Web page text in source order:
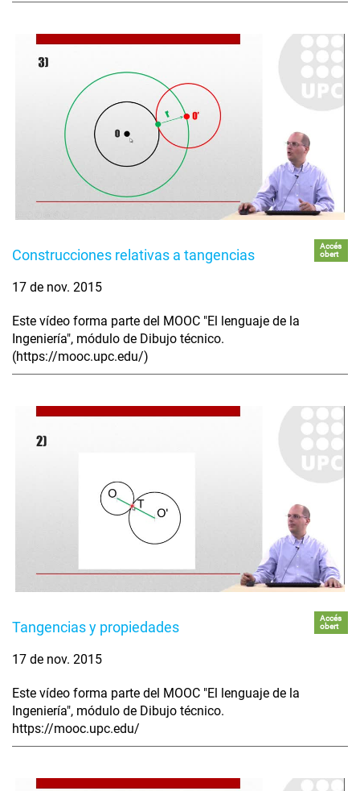
Construcciones relativas a tangencias
Accés
obert
17 de nov. 2015
Este vídeo forma parte del MOOC "El lenguaje de la
Ingeniería", módulo de Dibujo técnico.
(https://mooc.upc.edu/)
Tangencias y propiedades
Accés
obert
17 de nov. 2015
Este vídeo forma parte del MOOC "El lenguaje de la
Ingeniería", módulo de Dibujo técnico.
https://mooc.upc.edu/